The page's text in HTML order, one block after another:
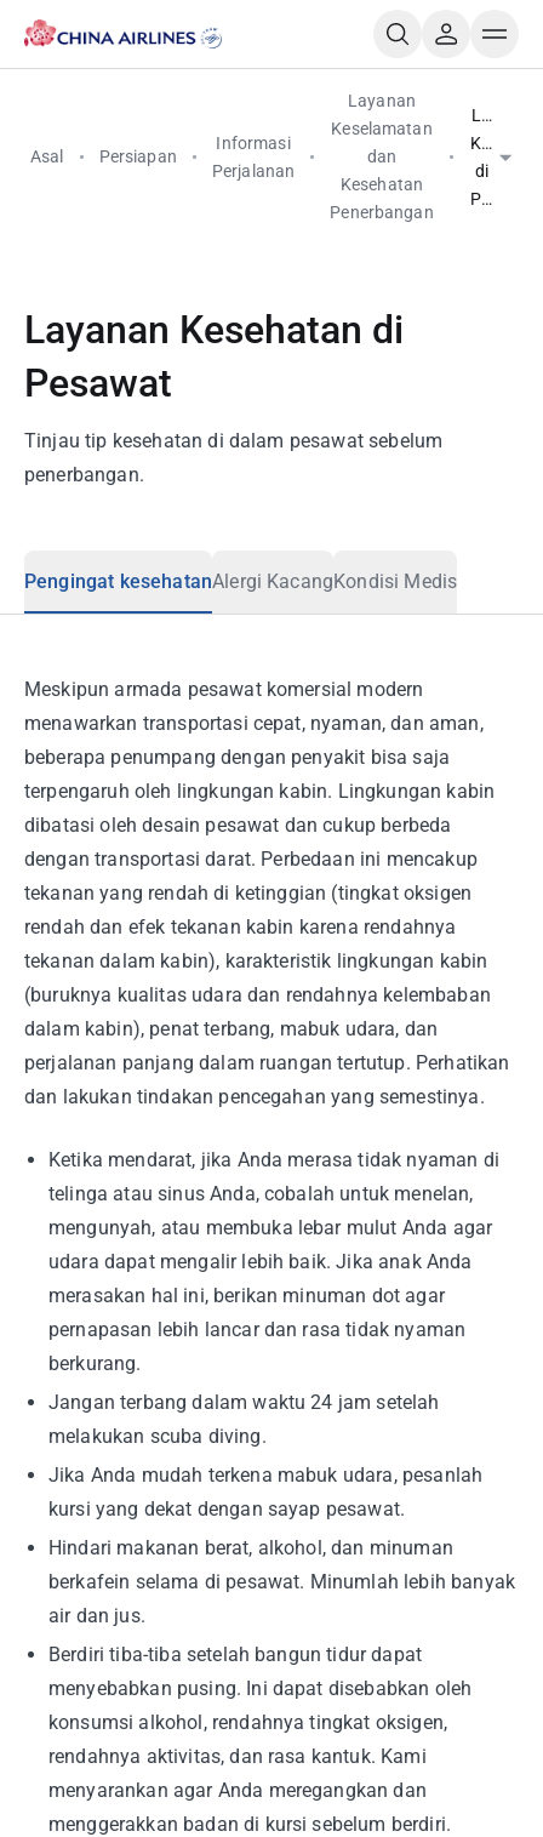
Asal Persiapan
Informasi
Perjalanan
Layanan
Keselamatan
dan
Kesehatan
Penerbangan
Layanan
di
Pesawat
Layanan Kesehatan di
Pesawat
Tinjau tip kesehatan di dalam pesawat sebelum
penerbangan.
Pengingat kesehatanAlergi KacangKondisi Medis
Meskipun armada pesawat komersial modern
menawarkan transportasi cepat, nyaman, dan aman,
beberapa penumpang dengan penyakit bisa saja
terpengaruh oleh lingkungan kabin. Lingkungan kabin
dibatasi oleh desain pesawat dan cukup berbeda
dengan transportasi darat. Perbedaan ini mencakup
tekanan yang rendah di ketinggian (tingkat oksigen
rendah dan efek tekanan kabin karena rendahnya
tekanan dalam kabin), karakteristik lingkungan kabin
(buruknya kualitas udara dan rendahnya kelembaban
dalam kabin), penat terbang, mabuk udara, dan
perjalanan panjang dalam ruangan tertutup. Perhatikan
dan lakukan tindakan pencegahan yang semestinya.
Ketika mendarat, jika Anda merasa tidak nyaman di
telinga atau sinus Anda, cobalah untuk menelan,
mengunyah, atau membuka lebar mulut Anda agar
udara dapat mengalir lebih baik. Jika anak Anda
merasakan hal ini, berikan minuman dot agar
pernapasan lebih lancar dan rasa tidak nyaman
berkurang.
Jangan terbang dalam waktu 24 jam setelah
melakukan scuba diving.
Jika Anda mudah terkena mabuk udara, pesanlah
kursi yang dekat dengan sayap pesawat.
Hindari makanan berat, alkohol, dan minuman
berkafein selama di pesawat. Minumlah lebih banyak
air dan jus.
Berdiri tiba-tiba setelah bangun tidur dapat
menyebabkan pusing. Ini dapat disebabkan oleh
konsumsi alkohol, rendahnya tingkat oksigen,
rendahnya aktivitas, dan rasa kantuk. Kami
menyarankan agar Anda meregangkan dan
menggerakkan badan di kursi sebelum berdiri.